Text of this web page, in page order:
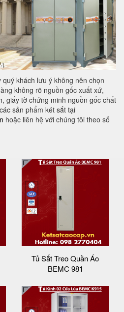
khách lưu ý không nên chọn
không rõ nguồn gốc xuất xứ,
giấy tờ chứng minh nguồn gốc chất
sản phẩm két sắt tại
hoặc liên hệ với chúng tôi theo số
Tủ Sắt Treo Quần Áo
BEMC 981